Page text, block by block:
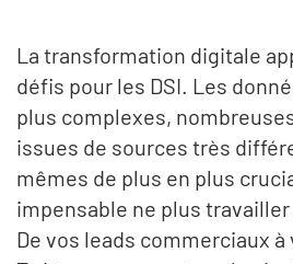
La transformation digitale
défis pour les DSI. Les
plus complexes,
issues de sources très
mêmes de plus en plus
impensable ne plus travailler
De vos leads commerciaux